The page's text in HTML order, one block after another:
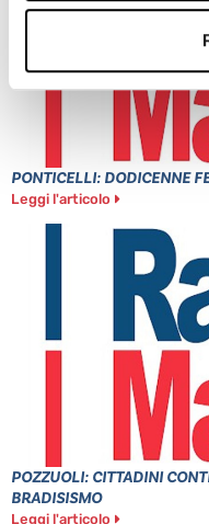
PONTICELLI: DODICENNE
Leggi l'articolo
POZZUOLI: CITTADINI
BRADISISMO
Leggi l'articolo